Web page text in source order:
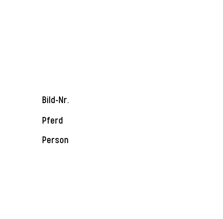
Bild-Nr.
Pferd
Person